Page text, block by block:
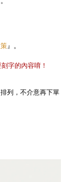
』。
字的內容唷！
列，不介意再下單